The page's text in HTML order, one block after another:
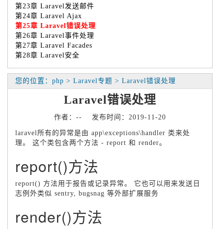
第23章 Laravel发送邮件
第24章 Laravel Ajax
第25章 Laravel错误处理
第26章 Laravel事件处理
第27章 Laravel Facades
第28章 Laravel安全
您的位置：php > Laravel专题 > Laravel错误处理
Laravel错误处理
作者：-- 发布时间：2019-11-20
laravel所有的异常是由 app\exceptions\handler 类来处
理。 这个类包含两个方法 - report 和 render。
report()方法
report() 方法用于报告或记录异常。 它也可以用来发送日
志例外类似 sentry, bugsnag 等外部扩展服务
render()方法